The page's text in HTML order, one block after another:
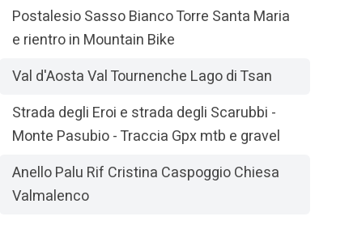
Postalesio Sasso Bianco Torre Santa Maria
e rientro in Mountain Bike
Val d'Aosta Val Tournenche Lago di Tsan
Strada degli Eroi e strada degli Scarubbi -
Monte Pasubio - Traccia Gpx mtb e gravel
Anello Palu Rif Cristina Caspoggio Chiesa
Valmalenco